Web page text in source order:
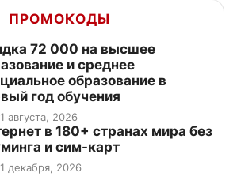
ПРОМОКОДЫ
72 000 на высшее
и среднее
образование в
год обучения
августа, 2026
в 180+ странах мира без
и сим-карт
декабря, 2026